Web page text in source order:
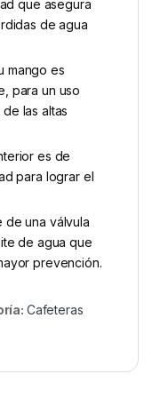
que asegura
de agua
mango es
para un uso
las altas
es de
para lograr el
de una válvula
de agua que
prevención.
Cafeteras